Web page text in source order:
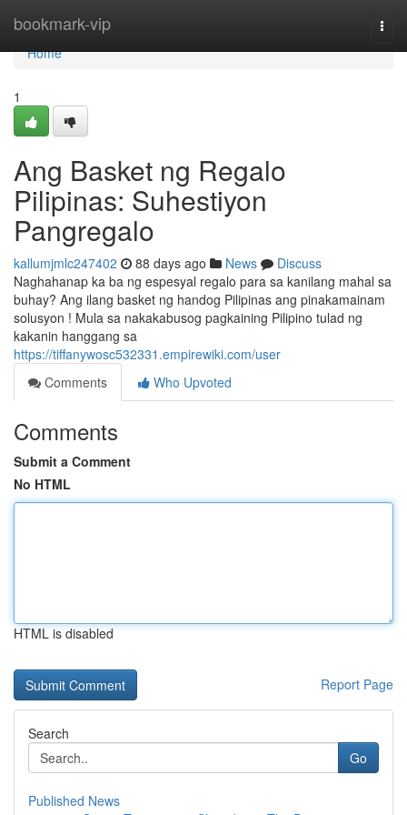
bookmark-vip
Home
Home
1
Ang Basket ng Regalo
Pilipinas: Suhestiyon
Pangregalo
kallumjmlc247402 88 days ago News
Discuss
Naghahanap ka ba ng espesyal regalo para sa kanilang mahal sa
buhay? Ang ilang basket ng handog Pilipinas ang pinakamainam
solusyon ! Mula sa nakakabusog pagkaining Pilipino tulad ng
kakanin hanggang sa
https://tiffanywosc532331.empirewiki.com/user
Comments
Who Upvoted
Comments
Submit a Comment
No HTML
HTML is disabled
Report Page
Search
Go
Published News